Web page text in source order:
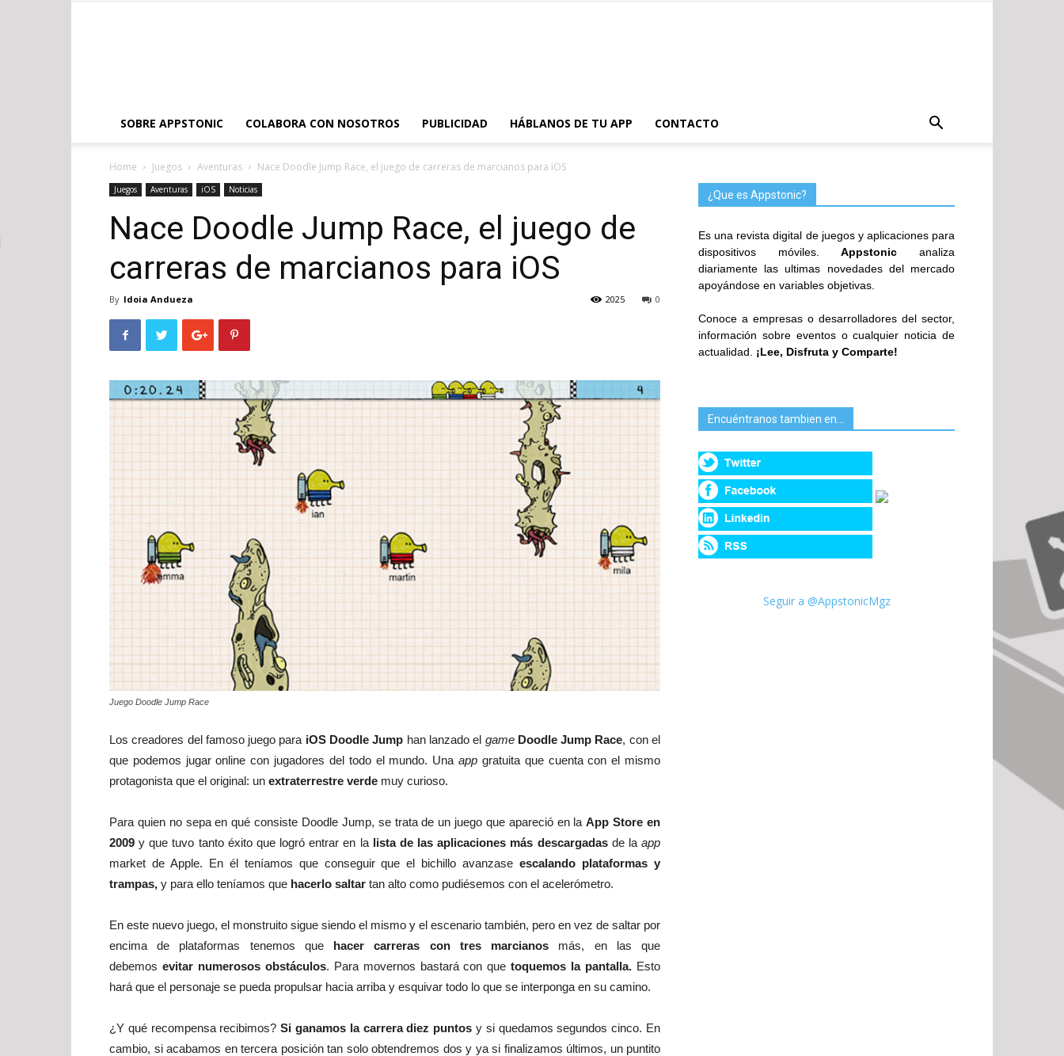
SOBRE APPSTONIC COLABORA CON NOSOTROS PUBLICIDAD HÁBLANOS DE TU APP CONTACTO
Home Juegos Aventuras Nace Doodle Jump Race, el juego de carreras de marcianos para iOS
Juegos Aventuras iOS Noticias
Nace Doodle Jump Race, el juego de
carreras de marcianos para iOS
By Idoia Andueza 0
2025
Juego Doodle Jump Race
Los creadores del famoso juego para iOS Doodle Jump han lanzado el gameDoodle Jump Race, con el
que podemos jugar online con jugadores del todo el mundo. Unaapp gratuita que cuenta con el mismo
protagonista que el original: un extraterrestre verde muy curioso.
Para quien no sepa en qué consiste Doodle Jump, se trata de un juego que apareció en laApp Store en
2009 y que tuvo tanto éxito que logró entrar en lalista de las aplicaciones más descargadasde laapp
market de Apple. En él teníamos que conseguir que el bichillo avanzaseescalando plataformas y
trampas, y para ello teníamos que hacerlo saltar tan alto como pudiésemos con el acelerómetro.
En este nuevo juego, el monstruito sigue siendo el mismo y el escenario también, pero en vez de saltar por
encima de plataformas tenemos quehacer carreras con tres marcianos más, en las que
debemos evitar numerosos obstáculos. Para movernos bastará con que toquemos la pantalla. Esto
hará que el personaje se pueda propulsar hacia arriba y esquivar todo lo que se interponga en su camino.
¿Y qué recompensa recibimos?Si ganamos la carrera diez puntos y si quedamos segundos cinco. En
cambio, si acabamos en tercera posición tan solo obtendremos dos y ya si finalizamos últimos, un puntito
¿Que es Appstonic?
Es una revista digital de juegos y aplicaciones para
dispositivos móviles.Appstonic analiza
diariamente las ultimas novedades del mercado
apoyándose en variables objetivas.
Conoce a empresas o desarrolladores del sector,
información sobre eventos o cualquier noticia de
actualidad. ¡Lee, Disfruta y Comparte!
Encuéntranos tambien en…
Seguir a @AppstonicMgz